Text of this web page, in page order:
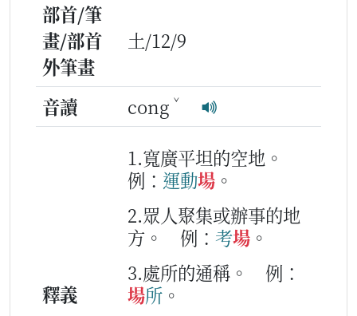
部首/筆
畫/部首
外筆畫
土/12/9
音讀 cong ˇ
釋義
1.寬廣平坦的空地。
例： 運動場 。
2.眾人聚集或辦事的地
方。
例： 考場 。
3.處所的通稱。
例：
場所 。